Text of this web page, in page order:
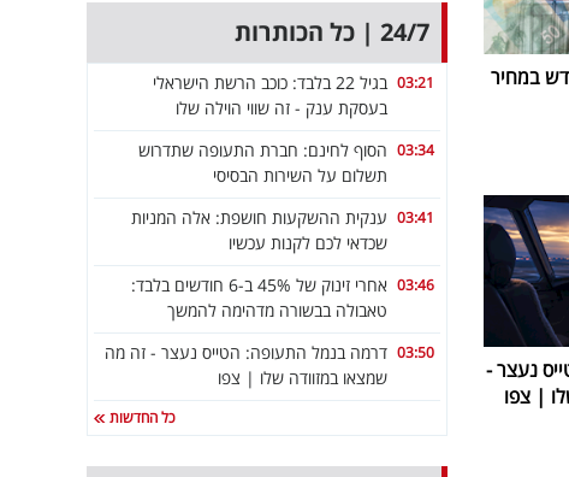
במחיר
נעצר -
| צפו
24/7 | כל הכותרות
03:21
בגיל 22 בלבד: כוכב הרשת הישראלי
בעסקת ענק - זה שווי הוילה שלו
03:34 הסוף לחינם: חברת התעופה שתדרוש
תשלום על השירות הבסיסי
03:41 ענקית ההשקעות חושפת: אלה המניות
שכדאי לכם לקנות עכשיו
03:46
אחרי זינוק של 45% ב-6 חודשים בלבד:
טאבולה בבשורה מדהימה להמשך
03:50 דרמה בנמל התעופה: הטייס נעצר - זה מה
שמצאו במזוודה שלו | צפו
כל החדשות